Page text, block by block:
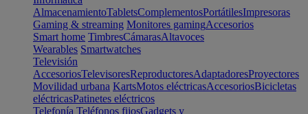
AlmacenamientoTabletsComplementosPortátilesImpresoras
Gaming & streaming Monitores gamingAccesorios
Smart home TimbresCámarasAltavoces
Wearables Smartwatches
Televisión
AccesoriosTelevisoresReproductoresAdaptadoresProyectores
Movilidad urbana KartsMotos eléctricasAccesoriosBicicletas
eléctricasPatinetes eléctricos
Telefonía Teléfonos fijosGadgets y